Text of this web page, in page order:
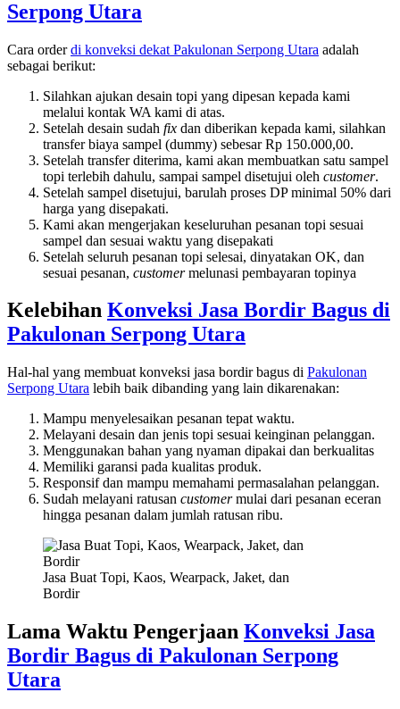
Serpong Utara
Cara orderdi konveksi dekat Pakulonan Serpong Utara adalah
sebagai berikut:
Silahkan ajukan desain topi yang dipesan kepada kami
melalui kontak WA kami di atas.
Setelah desain sudah fix dan diberikan kepada kami, silahkan
transfer biaya sampel (dummy) sebesar Rp 150.000,00.
Setelah transfer diterima, kami akan membuatkan satu sampel
topi terlebih dahulu, sampai sampel disetujui oleh customer.
Setelah sampel disetujui, barulah proses DP minimal 50% dari
harga yang disepakati.
Kami akan mengerjakan keseluruhan pesanan topi sesuai
sampel dan sesuai waktu yang disepakati
Setelah seluruh pesanan topi selesai, dinyatakan OK, dan
sesuai pesanan, customermelunasi pembayaran topinya
Kelebihan Konveksi Jasa Bordir Bagus di
Pakulonan Serpong Utara
Hal-hal yang membuat konveksi jasa bordir bagus di Pakulonan
Serpong Utara lebih baik dibanding yang lain dikarenakan:
Mampu menyelesaikan pesanan tepat waktu.
Melayani desain dan jenis topi sesuai keinginan pelanggan.
Menggunakan bahan yang nyaman dipakai dan berkualitas
Memiliki garansi pada kualitas produk.
Responsif dan mampu memahami permasalahan pelanggan.
Sudah melayani ratusan customermulai dari pesanan eceran
hingga pesanan dalam jumlah ratusan ribu.
Jasa Buat Topi, Kaos, Wearpack, Jaket, dan
Bordir
Lama Waktu Pengerjaan Konveksi Jasa
Bordir Bagus di Pakulonan Serpong
Utara